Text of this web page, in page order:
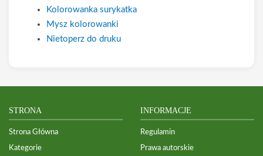
Kolorowanka surykatka
Mysz kolorowanki
Nietoperz do druku
STRONA
Strona Główna
Kategorie
INFORMACJE
Regulamin
Prawa autorskie